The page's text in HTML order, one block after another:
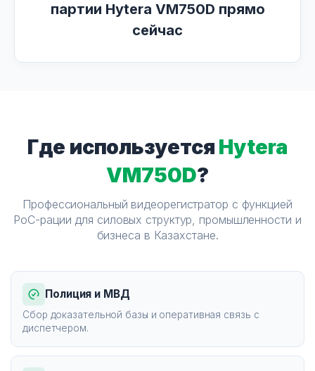
партии Hytera VM750D прямо
сейчас
Где используется Hytera
VM750D?
Профессиональный видеорегистратор с функцией
PoC-рации для силовых структур, промышленности и
бизнеса в Казахстане.
Полиция и МВД
Сбор доказательной базы и оперативная связь с
диспетчером.